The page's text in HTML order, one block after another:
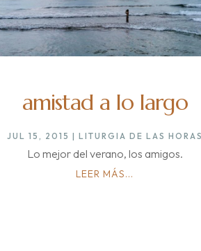
amistad a lo largo
JUL 15, 2015 | LITURGIA DE LAS HORAS
Lo mejor del verano, los amigos.
LEER MÁS...